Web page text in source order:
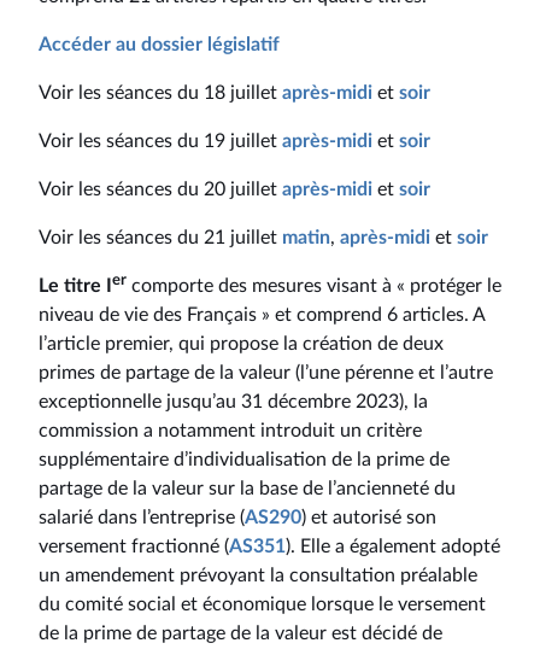
Accéder au dossier législatif
Voir les séances du 18 juillet après-midi et soir
Voir les séances du 19 juillet après-midi et soir
Voir les séances du 20 juillet après-midi et soir
Voir les séances du 21 juillet matin, après-midi et soir
Le titre I er comporte des mesures visant à « protéger le
niveau de vie des Français » et comprend 6 articles. A
l’article premier, qui propose la création de deux
primes de partage de la valeur (l’une pérenne et l’autre
exceptionnelle jusqu’au 31 décembre 2023), la
commission a notamment introduit un critère
supplémentaire d’individualisation de la prime de
partage de la valeur sur la base de l’ancienneté du
salarié dans l’entreprise (AS290) et autorisé son
versement fractionné (AS351). Elle a également adopté
un amendement prévoyant la consultation préalable
du comité social et économique lorsque le versement
de la prime de partage de la valeur est décidé de